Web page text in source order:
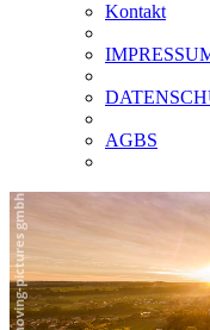
Kontakt
AGBS